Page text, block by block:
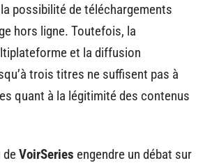
possibilité de téléchargements
hors ligne. Toutefois, la
et la diffusion
trois titres ne suffisent pas à
quant à la légitimité des contenus
deVoirSeries engendre un débat sur